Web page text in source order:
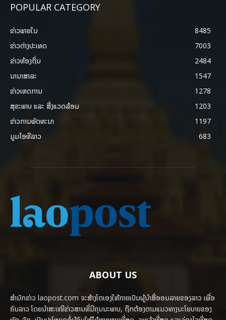
POPULAR CATEGORY
ຂ່າວພາຍ​ໃນ
8485
ຂ່າວຕ່າງປະເທດ
7003
ຂ່າວທ້ອງຖິ່ນ
2484
ນານາສາລະ
1547
ຂ່າວເຫດການ
1278
ສຸຂະພາບ ແລະ ສີ່ງແວດລ້ອມ
1203
ຂ່າວການພັດທະນາ
1197
ມູມໄອທີລາວ
683
ABOUT US
ສຳນັກຂ່າວ laopost.com ຈະສ້າງໂຕເອງໃຫ້ກາຍເປັນຜູ້ນຳສື່ອອນລາຍຂອງລາວ ເພື່ອ
ຄົນລາວ ໂດຍນຳສະເໜີຂ່າວສານທີ່ມີຄຸນນະພາບ, ຖືກຕ້ອງຕາມແນວທາງນະໂຍບາຍຂອງ